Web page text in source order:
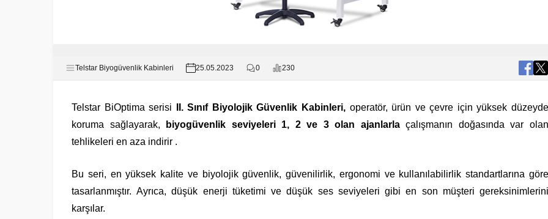
Telstar Biyogüvenlik Kabinleri 25.05.2023 0 230
Telstar BiOptima serisi II. Sınıf Biyolojik Güvenlik Kabinleri, operatör, ürün ve çevre için yüksek
koruma sağlayarak,
biyogüvenlik seviyeleri 1, 2 ve 3 olan ajanlarlaçalışmanın doğasında var
tehlikeleri en aza indirir .
Bu seri, en yüksek kalite ve biyolojik güvenlik, güvenilirlik, ergonomi ve kullanılabilirlik standartlarına göre
tasarlanmıştır. Ayrıca, düşük enerji tüketimi ve düşük ses seviyeleri gibi en son müşteri gereksinimlerini
karşılar.